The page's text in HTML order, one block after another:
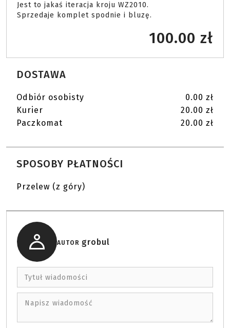
Jest to jakaś iteracja kroju WZ2010.
Sprzedaje komplet spodnie i bluzę.
100.00 zł
DOSTAWA
Odbiór osobisty
0.00 zł
Kurier
20.00 zł
Paczkomat
20.00 zł
SPOSOBY PŁATNOŚCI
Przelew (z góry)
AUTOR grobul
Tytuł wiadomości
Napisz wiadomość